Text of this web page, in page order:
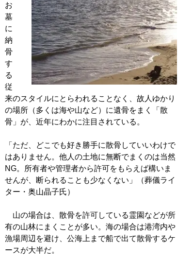
お
墓
に
納
骨
す
る
従
来のスタイルにとらわれることなく、故人ゆかり
の場所（多くは海や山など）に遺骨をまく「散
骨」が、近年にわかに注目されている。
「ただ、どこでも好き勝手に散骨していいわけで
はありません。他人の土地に無断でまくのは当然
NG。所有者や管理者から許可をもらえば構いま
せんが、断られることも少なくない」（葬儀ライ
ター・奥山晶子氏）
山の場合は、散骨を許可している霊園などが所
有の山林にまくことが多い。海の場合は港湾内や
漁場周辺を避け、公海上まで船で出て散骨するケ
ースが大半だ。